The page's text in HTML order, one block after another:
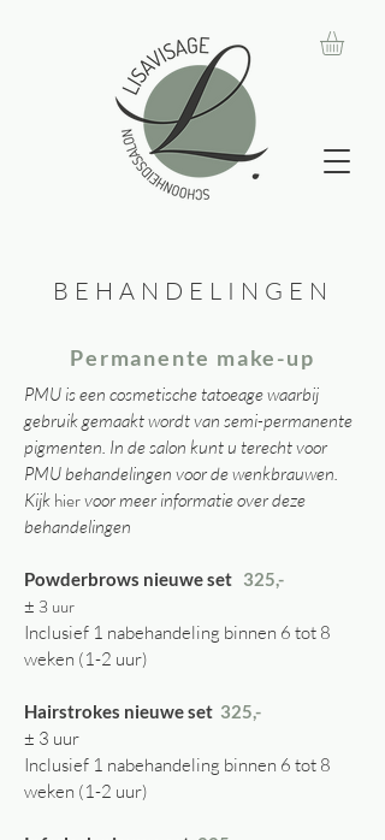
BEHANDELINGEN
Permanente make-up
PMU is een cosmetische tatoeage waarbij
gebruik gemaakt wordt van semi-permanente
pigmenten. In de salon kunt u terecht voor
PMU behandelingen voor de wenkbrauwen.
Kijk hiervoor meer informatie over deze
behandelingen
Powderbrows nieuwe set 325,-
± 3 uur
Inclusief 1 nabehandeling binnen 6 tot 8
weken (1-2 uur)
Hairstrokes nieuwe set 325,-
± 3 uur
Inclusief 1 nabehandeling binnen 6 tot 8
weken (1-2 uur)